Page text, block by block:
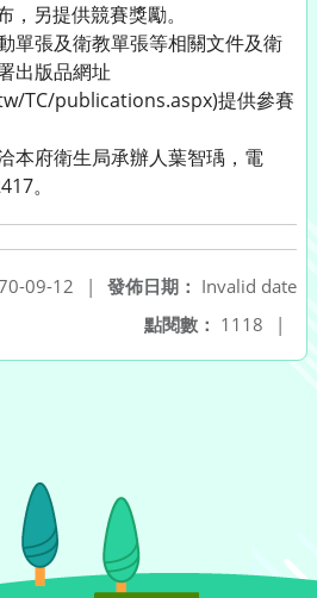
另提供競賽獎勵。
單張及衛教單張等相關文件及衛
出版品網址
TC/publications.aspx)提供參賽
本府衛生局承辦人葉智瑀，電
。
發佈日期： Invalid date
09-12
|
點閱數： 1118 |